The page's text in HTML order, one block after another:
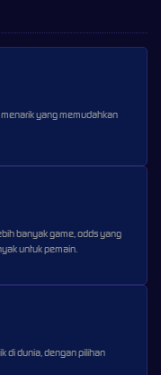
yang memudahkan
banyak game, odds yang
untuk pemain.
di dunia, dengan pilihan